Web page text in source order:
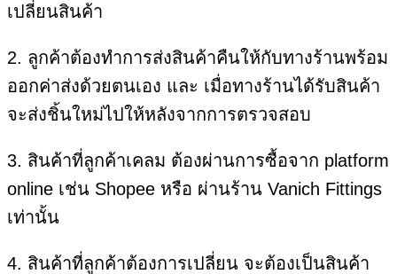
เปลี่ยนสินค้า
2. ลูกค้าต้องทำการส่งสินค้าคืนให้กับทางร้านพร้อม
ออกค่าส่งด้วยตนเอง และ เมื่อทางร้านได้รับสินค้า
จะส่งชิ้นใหม่ไปให้หลังจากการตรวจสอบ
3. สินค้าที่ลูกค้าเคลม ต้องผ่านการซื้อจาก platform
online เช่น Shopee หรือ ผ่านร้าน Vanich Fittings
เท่านั้น
4. สินค้าที่ลูกค้าต้องการเปลี่ยน จะต้องเป็นสินค้า